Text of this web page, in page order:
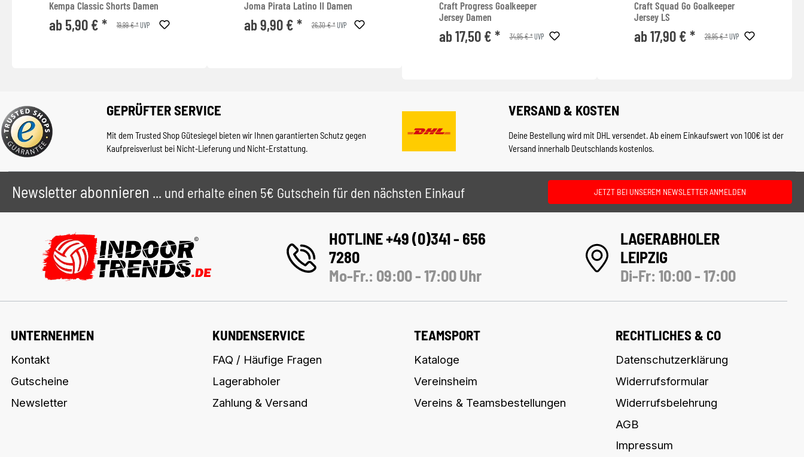
Kempa Classic Shorts Damen
ab 5,90 € * 19,99 € *UVP
Joma Pirata Latino II Damen
ab 9,90 € * 26,30 € *UVP
Craft Progress Goalkeeper
Jersey Damen
ab 17,50 € * 34,95 € *UVP
Craft Squad Go Goalkeeper
Jersey LS
ab 17,90 € * 29,95 € *UVP
GEPRÜFTER SERVICE
Mit dem Trusted Shop Gütesiegel bieten wir Ihnen garantierten Schutz gegen
Kaufpreisverlust bei Nicht-Lieferung und Nicht-Erstattung.
VERSAND & KOSTEN
Deine Bestellung wird mit DHL versendet. Ab einem Einkaufswert von 100€ ist der
Versand innerhalb Deutschlands kostenlos.
Newsletter abonnieren ... und erhalte einen 5€ Gutschein für den nächsten Einkauf JETZT BEI UNSEREM NEWSLETTER ANMELDEN
HOTLINE +49 (0)341 - 656
7280
Mo-Fr.: 09:00 - 17:00 Uhr
LAGERABHOLER
LEIPZIG
Di-Fr: 10:00 - 17:00
UNTERNEHMEN
Kontakt
Gutscheine
Newsletter
KUNDENSERVICE
FAQ / Häufige Fragen
Lagerabholer
Zahlung & Versand
TEAMSPORT
Kataloge
Vereinsheim
Vereins & Teamsbestellungen
RECHTLICHES & CO
Datenschutzerklärung
Widerrufsformular
Widerrufsbelehrung
AGB
Impressum